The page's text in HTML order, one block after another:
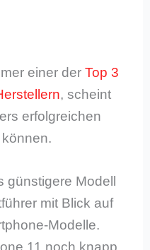
einer derTop 3
, scheint
erfolgreichen
Modell
mit Blick auf
Modelle.
11 noch knapp